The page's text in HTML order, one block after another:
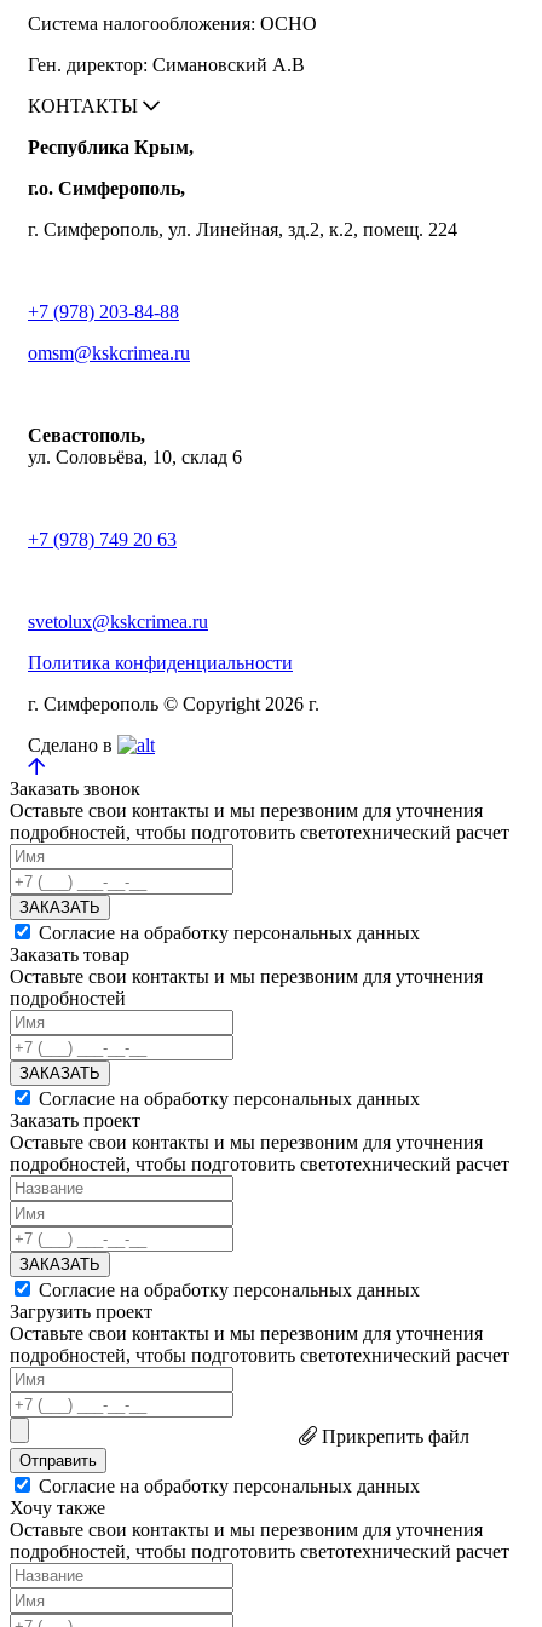
Система налогообложения: ОСНО
Ген. директор: Симановский А.В
КОНТАКТЫ
Республика Крым,
г.о. Симферополь,
г. Симферополь, ул. Линейная, зд.2, к.2, помещ. 224
+7 (978) 203-84-88
omsm@kskcrimea.ru
Севастополь,
ул. Соловьёва, 10, склад 6
+7 (978) 749 20 63
svetolux@kskcrimea.ru
Политика конфиденциальности
г. Симферополь © Copyright 2026 г.
Сделано в
Заказать звонок
Оставьте свои контакты и мы перезвоним для уточнения
подробностей, чтобы подготовить светотехнический расчет
ЗАКАЗАТЬ
Согласие на обработку персональных данных
Заказать товар
Оставьте свои контакты и мы перезвоним для уточнения
подробностей
ЗАКАЗАТЬ
Согласие на обработку персональных данных
Заказать проект
Оставьте свои контакты и мы перезвоним для уточнения
подробностей, чтобы подготовить светотехнический расчет
ЗАКАЗАТЬ
Согласие на обработку персональных данных
Загрузить проект
Оставьте свои контакты и мы перезвоним для уточнения
подробностей, чтобы подготовить светотехнический расчет
Прикрепить файл
Отправить
Согласие на обработку персональных данных
Хочу также
Оставьте свои контакты и мы перезвоним для уточнения
подробностей, чтобы подготовить светотехнический расчет